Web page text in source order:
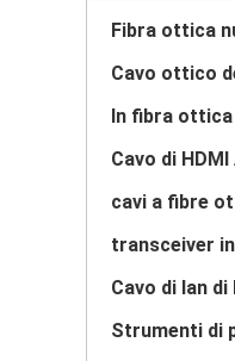
Fibra ottica
Cavo ottico
In fibra ottica
Cavo di HDMI
cavi a fibre
transceiver
Cavo di lan
Strumenti di